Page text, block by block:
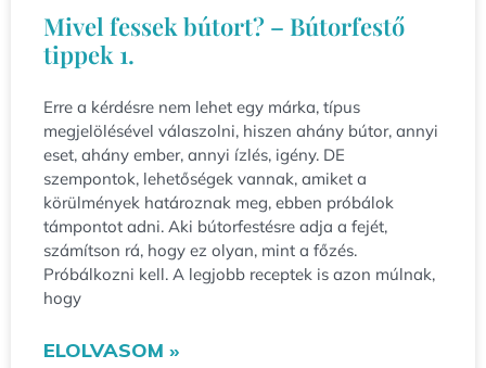
Mivel fessek bútort? – Bútorfestő
tippek 1.
Erre a kérdésre nem lehet egy márka, típus
megjelölésével válaszolni, hiszen ahány bútor, annyi
eset, ahány ember, annyi ízlés, igény. DE
szempontok, lehetőségek vannak, amiket a
körülmények határoznak meg, ebben próbálok
támpontot adni. Aki bútorfestésre adja a fejét,
számítson rá, hogy ez olyan, mint a főzés.
Próbálkozni kell. A legjobb receptek is azon múlnak,
hogy
ELOLVASOM »